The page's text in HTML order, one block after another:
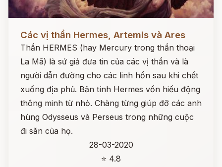
Các vị thần Hermes, Artemis và Ares
Thần HERMES (hay Mercury trong thần thoại
La Mã) là sứ giả đưa tin của các vị thần và là
người dẫn đường cho các linh hồn sau khi chết
xuống địa phủ. Bản tính Hermes vốn hiếu động
thông minh từ nhỏ. Chàng từng giúp đỡ các anh
hùng Odysseus và Perseus trong những cuộc
đi săn của họ.
28-03-2020
⭐ 4.8